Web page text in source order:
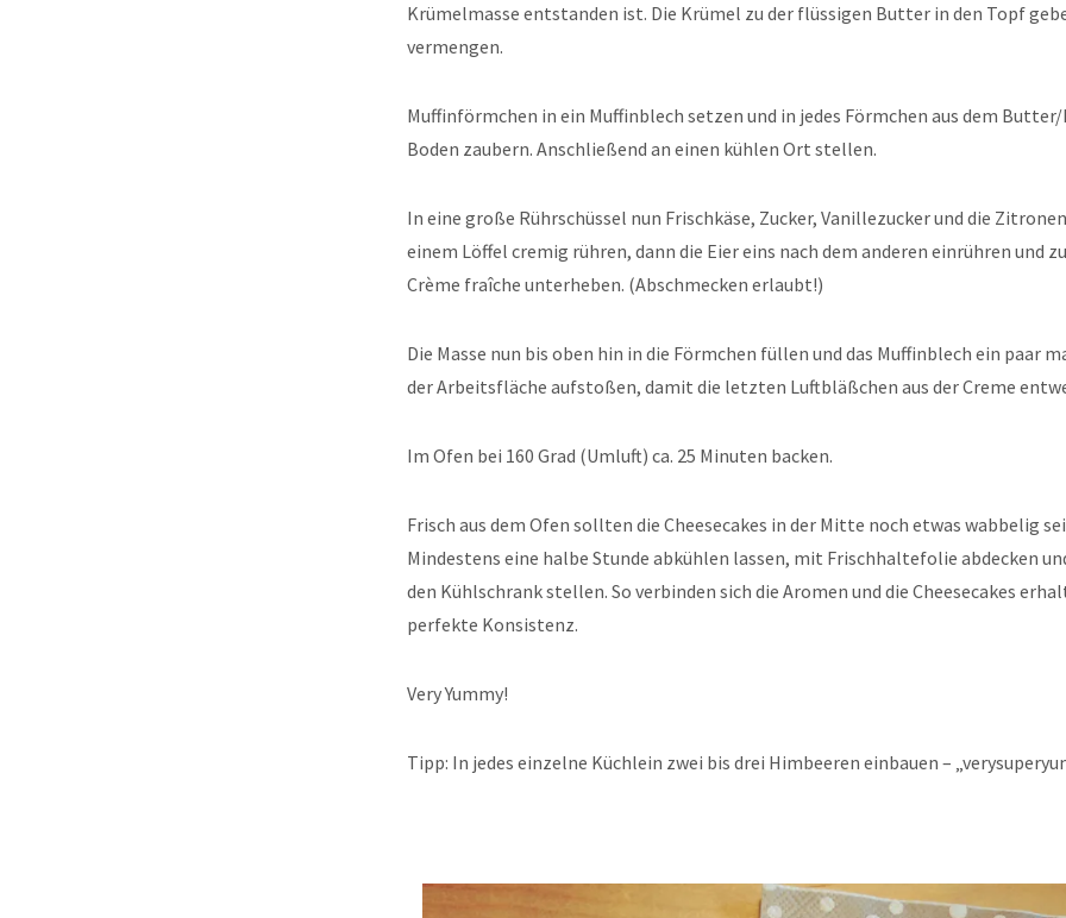
Krümelmasse entstanden ist. Die Krümel zu der flüssigen Butter in den Topf
vermengen.
Muffinförmchen in ein Muffinblech setzen und in jedes Förmchen aus dem
Boden zaubern. Anschließend an einen kühlen Ort stellen.
In eine große Rührschüssel nun Frischkäse, Zucker, Vanillezucker und die
einem Löffel cremig rühren, dann die Eier eins nach dem anderen einrühren und
Crème fraîche unterheben. (Abschmecken erlaubt!)
Die Masse nun bis oben hin in die Förmchen füllen und das Muffinblech ein paar
der Arbeitsfläche aufstoßen, damit die letzten Luftbläßchen aus der Creme
Im Ofen bei 160 Grad (Umluft) ca. 25 Minuten backen.
Frisch aus dem Ofen sollten die Cheesecakes in der Mitte noch etwas wabbelig
Mindestens eine halbe Stunde abkühlen lassen, mit Frischhaltefolie abdecken
den Kühlschrank stellen. So verbinden sich die Aromen und die Cheesecakes
perfekte Konsistenz.
Very Yummy!
Tipp: In jedes einzelne Küchlein zwei bis drei Himbeeren einbauen –